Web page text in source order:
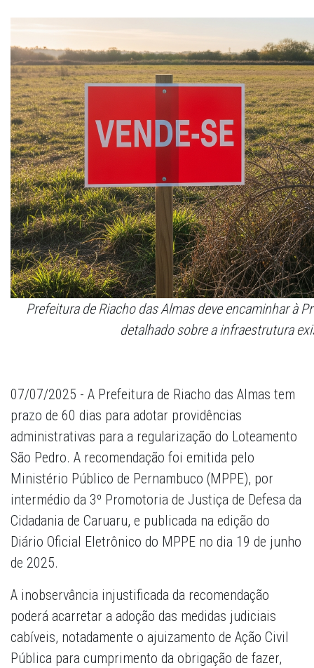
Prefeitura de Riacho das Almas deve encaminhar à
detalhado sobre a infraestrutura
07/07/2025 - A Prefeitura de Riacho das Almas tem
prazo de 60 dias para adotar providências
administrativas para a regularização do Loteamento
São Pedro. A recomendação foi emitida pelo
Ministério Público de Pernambuco (MPPE), por
intermédio da 3º Promotoria de Justiça de Defesa da
Cidadania de Caruaru, e publicada na edição do
Diário Oficial Eletrônico do MPPE no dia 19 de junho
de 2025.
A inobservância injustificada da recomendação
poderá acarretar a adoção das medidas judiciais
cabíveis, notadamente o ajuizamento de Ação Civil
Pública para cumprimento da obrigação de fazer,